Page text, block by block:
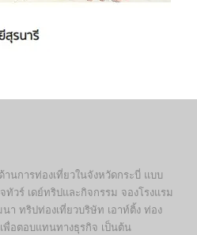
นการท่องเที่ยวในจังหวัดกระบี่ แบบ
ทัวร์ เดย์ทริปและกิจกรรม จองโรงแรม
ทริปท่องเที่ยวบริษัท เอาท์ติ้ง ท่อง
พื่อตอบแทนทางธุรกิจ เป็นต้น